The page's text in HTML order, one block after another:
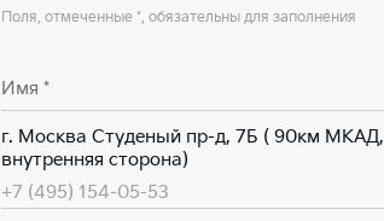
Поля, отмеченные *, обязательны для заполнения
Имя *
г. Москва Студеный пр-д, 7Б ( 90км МКАД,
внутренняя сторона)
+7 (495) 154-05-53